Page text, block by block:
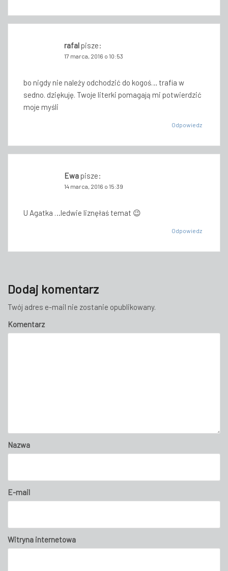
rafal pisze:
17 marca, 2016 o 10:53
bo nigdy nie należy odchodzić do kogoś… trafia w
sedno. dziękuję. Twoje literki pomagają mi potwierdzić
moje myśli
Odpowiedz
Ewa pisze:
14 marca, 2016 o 15:39
U Agatka …ledwie liznęłaś temat 😉
Odpowiedz
Dodaj komentarz
Twój adres e-mail nie zostanie opublikowany.
Komentarz
Nazwa
E-mail
Witryna internetowa